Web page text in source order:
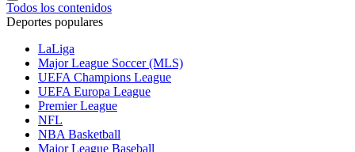
Todos los contenidos
Deportes populares
LaLiga
Major League Soccer (MLS)
UEFA Champions League
UEFA Europa League
Premier League
NFL
NBA Basketball
Major League Baseball